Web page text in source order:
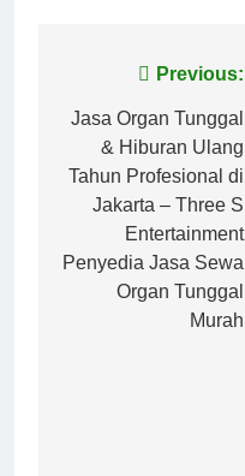
navigation
Previous:
Jasa Organ Tunggal
& Hiburan Ulang
Tahun Profesional di
Jakarta – Three S
Entertainment
Penyedia Jasa Sewa
Organ Tunggal
Murah